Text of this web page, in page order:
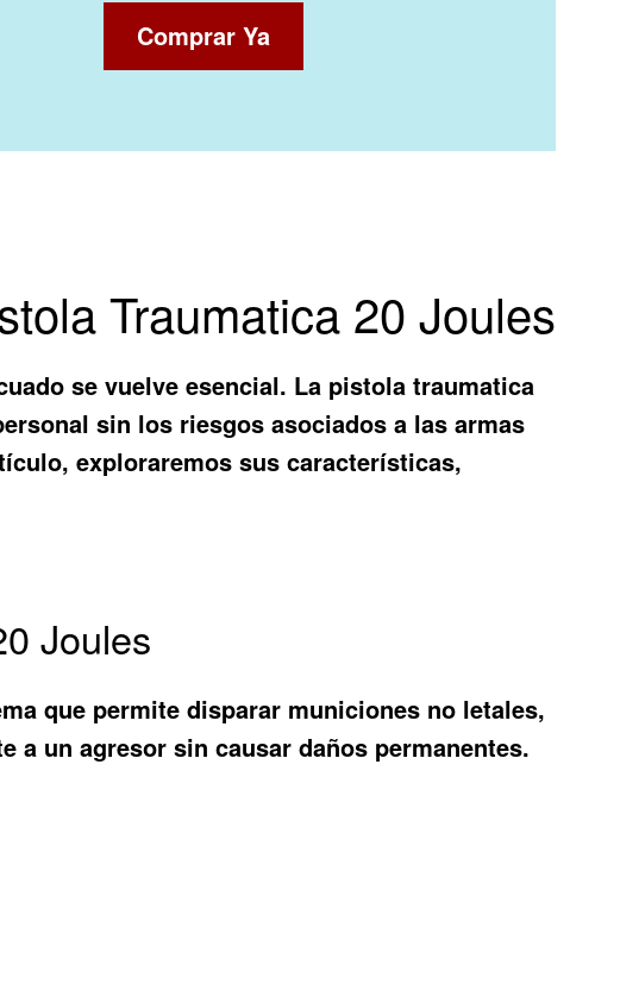
Comprar Ya
Traumatica 20 Joules
se vuelve esencial. La pistola traumatica
sin los riesgos asociados a las armas
exploraremos sus características,
Joules
que permite disparar municiones no letales,
a un agresor sin causar daños permanentes.